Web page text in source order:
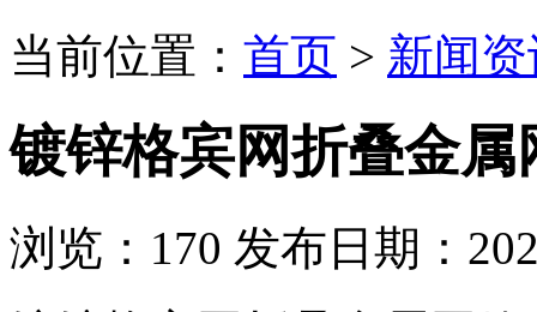
当前位置： 首页 > 新闻
镀锌格宾网折叠金属
浏览： 170 发布日期：